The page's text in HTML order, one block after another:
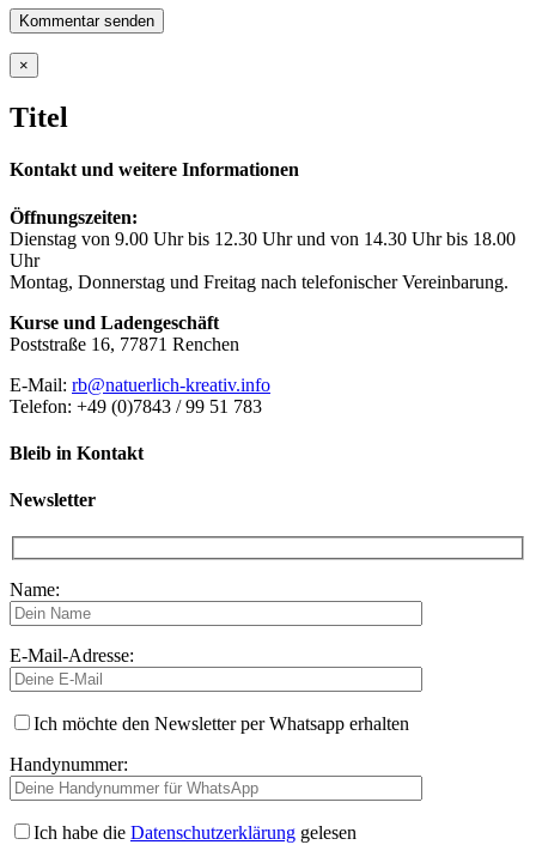
Close
product
view
×
Titel
Kontakt und weitere Informationen
Öffnungszeiten:
Dienstag von 9.00 Uhr bis 12.30 Uhr und von 14.30 Uhr bis 18.00
Uhr
Montag, Donnerstag und Freitag nach telefonischer Vereinbarung.
Kurse und Ladengeschäft
Poststraße 16, 77871 Renchen
E-Mail: rb@natuerlich-kreativ.info
Telefon: +49 (0)7843 / 99 51 783
Bleib in Kontakt
Newsletter
Name:
E-Mail-Adresse:
Ich möchte den Newsletter per Whatsapp erhalten
Handynummer:
Ich habe die Datenschutzerklärung gelesen